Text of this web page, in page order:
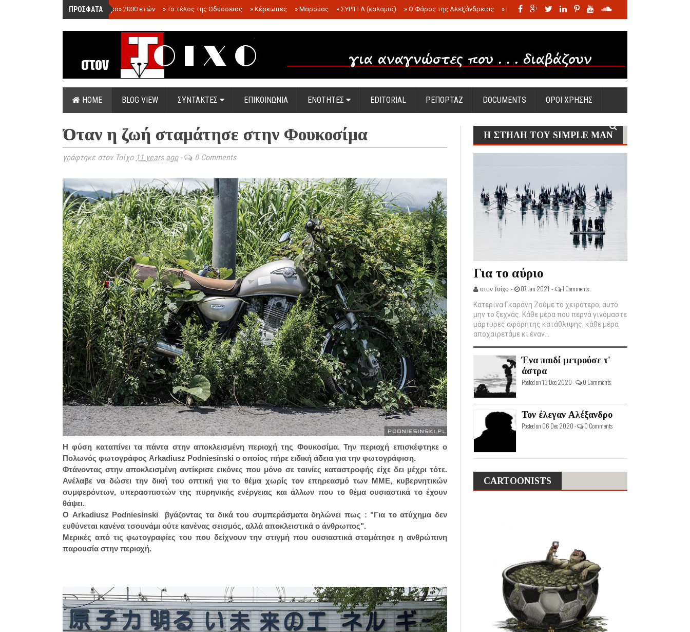
ΠΡΟΣΦΑΤΑ
»«Ολόγραμμα» 2000 ετών »Το τέλος της Οδύσσειας » Κέρκωπες » Μαρσύας » ΣΥΡΙΓΓΑ (καλαμιά) » Ο Φάρος της Αλεξάνδρειας » Η σφαγή των νηπίων της Σάντας
.
HOME BLOG VIEW ΣΥΝΤΑΚΤΕΣ ΕΠΙΚΟΙΝΩΝΙΑ ΕΝΟΤΗΤΕΣ EDITORIAL ΡΕΠΟΡΤΑΖ DOCUMENTS ΟΡΟΙ ΧΡΗΣΗΣ
Όταν η ζωή σταμάτησε στην Φουκοσίμα
γράφτηκε στον Τοίχο 11 years ago- 0 Comments
Η φύση καταπίνει τα πάντα στην αποκλεισμένη περιοχή της Φουκοσίμα. Την περιοχή επισκέφτηκε ο
Πολωνός φωτογράφος Arkadiusz Podniesinski ο οποίος πήρε ειδική άδεια για την φωτογράφιση.
Φτάνοντας στην αποκλεισμένη αντίκρισε εικόνες που μόνο σε ταινίες καταστροφής είχε δει μέχρι τότε.
Ανέλαβε να δώσει την δική του οπτική για το θέμα χωρίς τον επηρεασμό των ΜΜΕ, κυβερνητικών
συμφερόντων, υπερασπιστών της πυρηνικής ενέργειας και άλλων που το θέμα ουσιαστικά το έχουν
θάψει.
Ο Arkadiusz Podniesinski βγάζοντας τα δικά του συμπεράσματα δηλώνει πως : "Για το ατύχημα δεν
ευθύνεται κανένα τσουνάμι ούτε κανένας σεισμός, αλλά αποκλειστικά ο άνθρωπος".
Μερικές από τις φωτογραφίες του που δείχνουν την στιγμή που ουσιαστικά σταμάτησε η ανθρώπινη
παρουσία στην περιοχή.
Η ΣΤΗΛΗ ΤΟΥ SIMPLE MAN
Για το αύριο
στον Τοίχο - 07 Jan 2021 - 1 Comments
Κατερίνα Γκαράνη Ζούμε το χειρότερο, αυτό
μην το ξεχνάς. Κάθε μέρα που περνά γινόμαστε
μάρτυρες αφόρητης κατάθλιψης, κάθε μέρα
αποχαιρετάμε κι έναν...
Ένα παιδί μετρούσε τ'
άστρα
Posted on 13 Dec 2020 - 0 Comments
Τον έλεγαν Αλέξανδρο
Posted on 06 Dec 2020 - 0 Comments
CARTOONISTS